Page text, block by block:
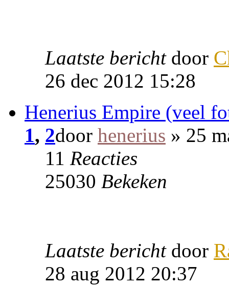
Laatste bericht door
26 dec 2012 15:28
Henerius Empire (veel
1, 2door henerius » 25
11 Reacties
25030 Bekeken
Laatste bericht door
28 aug 2012 20:37